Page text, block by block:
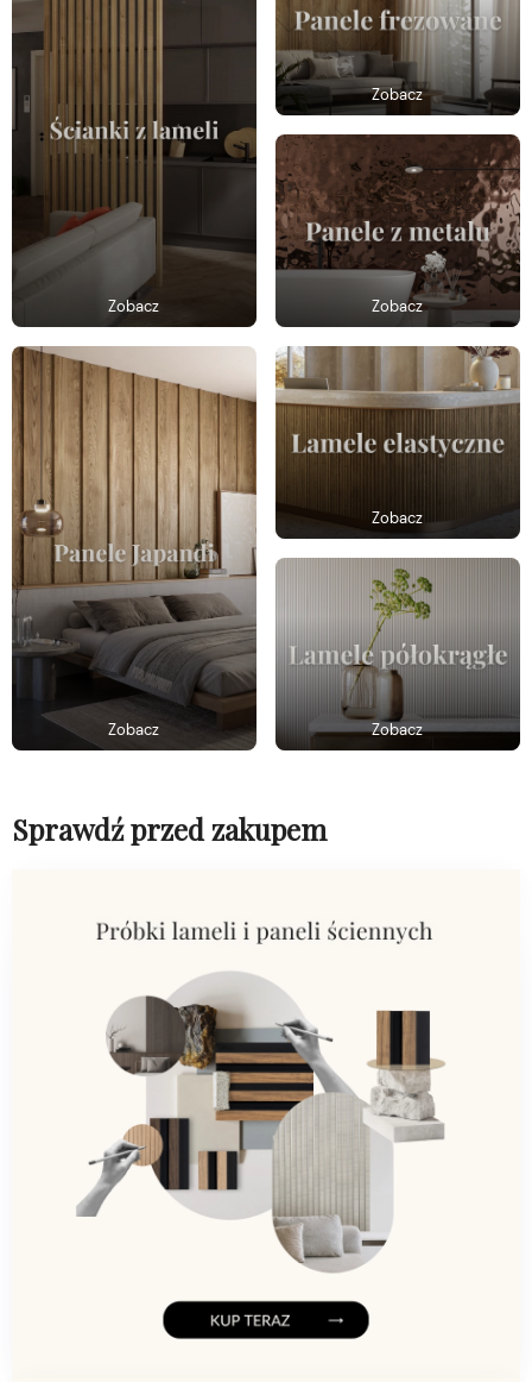
Zobacz
Zobacz
Zobacz
Zobacz
Zobacz
Zobacz
Sprawdź przed zakupem